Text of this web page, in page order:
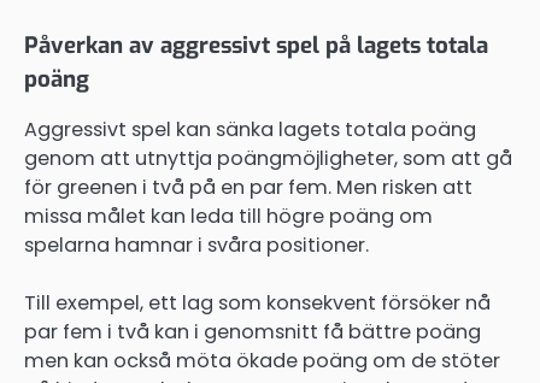
Påverkan av aggressivt spel på lagets totala
poäng
Aggressivt spel kan sänka lagets totala poäng
genom att utnyttja poängmöjligheter, som att gå
för greenen i två på en par fem. Men risken att
missa målet kan leda till högre poäng om
spelarna hamnar i svåra positioner.
Till exempel, ett lag som konsekvent försöker nå
par fem i två kan i genomsnitt få bättre poäng
men kan också möta ökade poäng om de stöter